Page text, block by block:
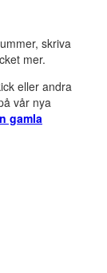
skriva
mer.
eller andra
vår nya
gamla